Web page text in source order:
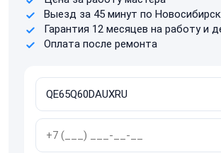
Выезд за 45 минут по
Гарантия 12 месяцев на работу и
Оплата после ремонта